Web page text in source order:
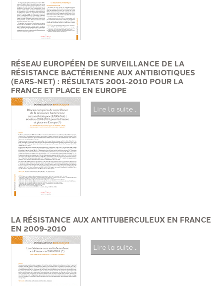
RÉSEAU EUROPÉEN DE SURVEILLANCE DE LA
RÉSISTANCE BACTÉRIENNE AUX ANTIBIOTIQUES
(EARS-NET) : RÉSULTATS 2001-2010 POUR LA
FRANCE ET PLACE EN EUROPE
Lire la suite...
LA RÉSISTANCE AUX ANTITUBERCULEUX EN FRANCE
EN 2009-2010
Lire la suite...